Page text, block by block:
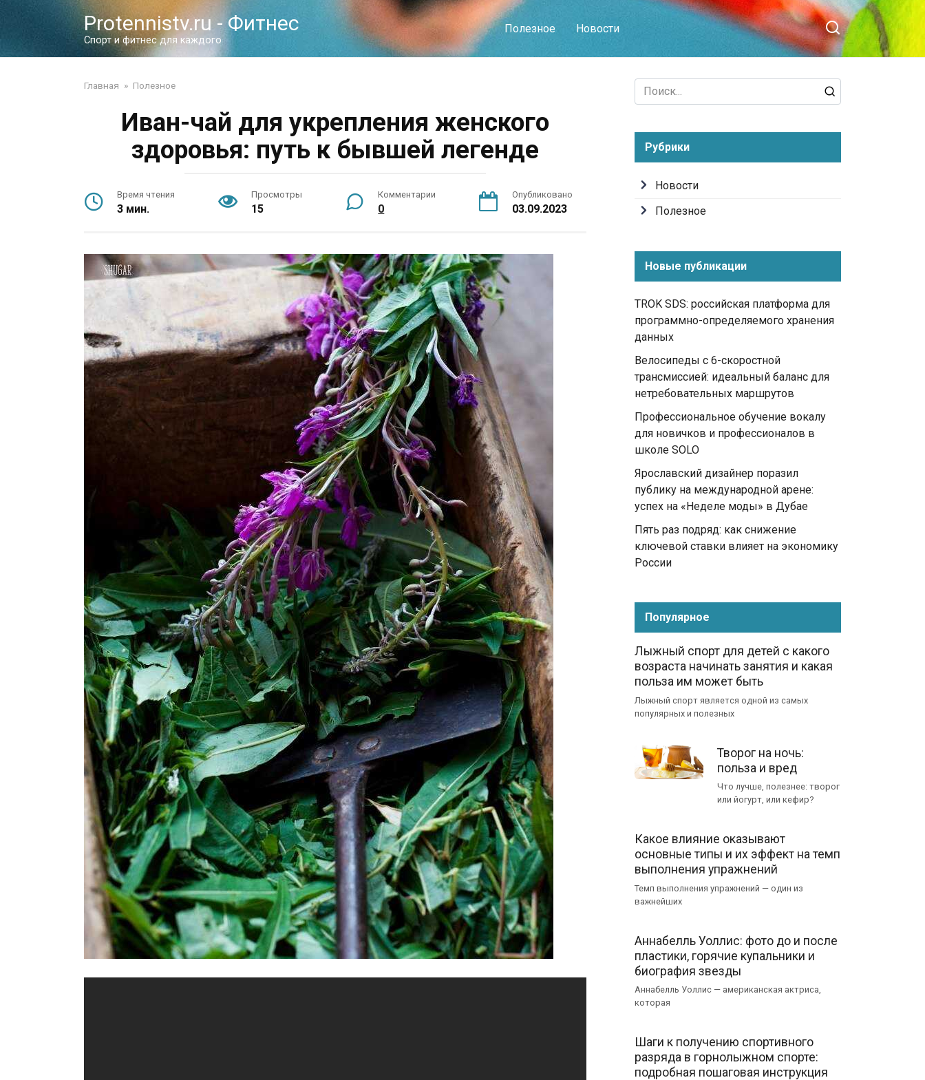
Перейти
контенту
Protennistv.ru - Фитнес
Спорт и фитнес для каждого
Полезное Новости
Главная » Полезное
Иван-чай для укрепления женского
здоровья: путь к бывшей легенде
Время чтения
3 мин.
Просмотры
15
Комментарии
0
Опубликовано
03.09.2023
Search
for:
Рубрики
Новости
Полезное
Новые публикации
TROK SDS: российская платформа для
программно-определяемого хранения
данных
Велосипеды с 6-скоростной
трансмиссией: идеальный баланс для
нетребовательных маршрутов
Профессиональное обучение вокалу
для новичков и профессионалов в
школе SOLO
Ярославский дизайнер поразил
публику на международной арене:
успех на «Неделе моды» в Дубае
Пять раз подряд: как снижение
ключевой ставки влияет на экономику
России
Популярное
Лыжный спорт для детей с какого
возраста начинать занятия и какая
польза им может быть
Лыжный спорт является одной из самых
популярных и полезных
Творог на ночь:
польза и вред
Что лучше, полезнее: творог
или йогурт, или кефир?
Какое влияние оказывают
основные типы и их эффект на темп
выполнения упражнений
Темп выполнения упражнений — один из
важнейших
Аннабелль Уоллис: фото до и после
пластики, горячие купальники и
биография звезды
Аннабелль Уоллис — американская актриса,
которая
Шаги к получению спортивного
разряда в горнолыжном спорте:
подробная пошаговая инструкция